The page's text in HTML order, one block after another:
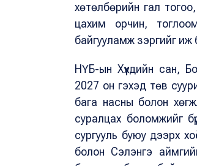
хөтөлбөрийн гал
цахим орчин,
байгууламж зэргийг иж
НҮБ-ын Хүүхдийн сан,
2027 он гэхэд төв
бага насны болон
суралцах боломжийг
сургууль буюу дээрх
болон Сэлэнгэ